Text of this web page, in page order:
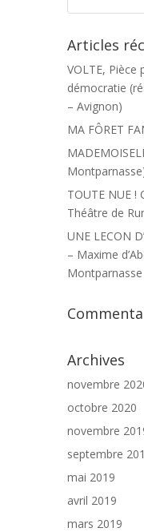
Articles
VOLTE, Pièce
démocratie
– Avignon)
MA FÔRET
TOUTE NUE !
Théâtre de
UNE LECON
– Maxime
Montparnasse
Archives
novembre
octobre 2020
novembre
septembre
mai 2019
avril 2019
mars 2019